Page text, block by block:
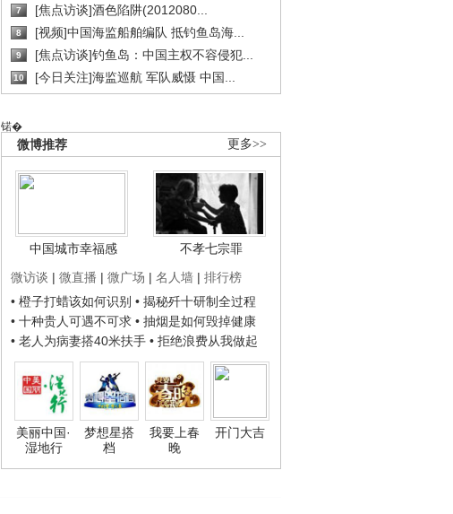
7 [焦点访谈]酒色陷阱(2012080...
8 [视频]中国海监船舶编队 抵钓鱼岛海...
9 [焦点访谈]钓鱼岛：中国主权不容侵犯...
10 [今日关注]海监巡航 军队威慑 中国...
锘�
更多>>
微博推荐
中国城市幸福感
不孝七宗罪
微访谈 | 微直播 | 微广场 | 名人墙 | 排行榜
• 橙子打蜡该如何识别 • 揭秘歼十研制全过程
• 十种贵人可遇不可求 • 抽烟是如何毁掉健康
• 老人为病妻搭40米扶手 • 拒绝浪费从我做起
美丽中国·
湿地行
梦想星搭
档
我要上春
晚
开门大吉